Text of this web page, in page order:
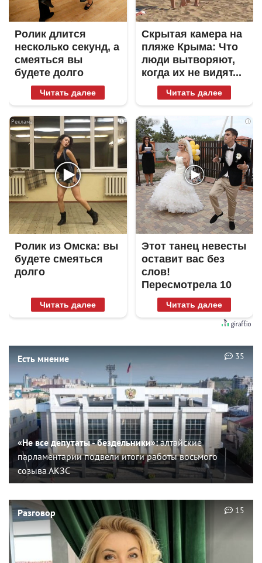
Ролик длится
несколько секунд, а
смеяться вы
будете долго
Читать далее
Скрытая камера на
пляже Крыма: Что
люди вытворяют,
когда их не видят...
Читать далее
i
Ролик из Омска: вы
будете смеяться
долго
Читать далее
i
Этот танец невесты
оставит вас без
слов!
Пересмотрела 10
раз
Читать далее
Есть мнение
«Не все депутаты - бездельники»:алтайские
парламентарии подвели итоги работы восьмого
созыва АКЗС
35
Разговор 15